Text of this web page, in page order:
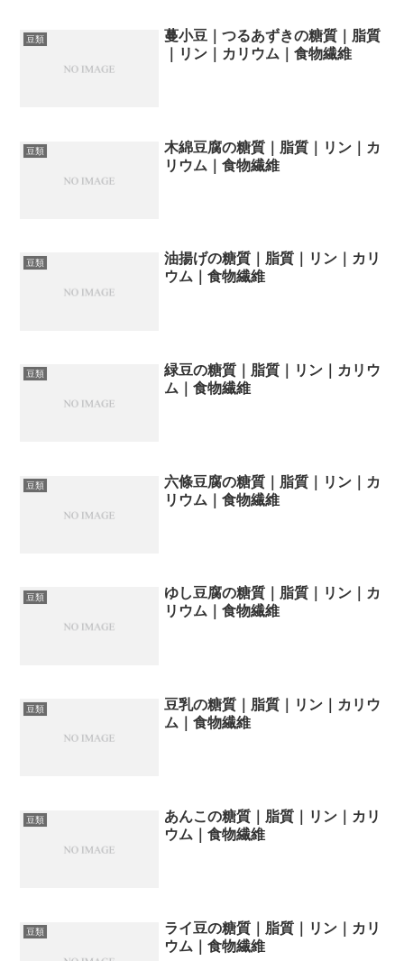
豆類
蔓小豆｜つるあずきの糖質｜脂質
｜リン｜カリウム｜食物繊維
豆類
木綿豆腐の糖質｜脂質｜リン｜カ
リウム｜食物繊維
豆類
油揚げの糖質｜脂質｜リン｜カリ
ウム｜食物繊維
豆類
緑豆の糖質｜脂質｜リン｜カリウ
ム｜食物繊維
豆類
六條豆腐の糖質｜脂質｜リン｜カ
リウム｜食物繊維
豆類
ゆし豆腐の糖質｜脂質｜リン｜カ
リウム｜食物繊維
豆類
豆乳の糖質｜脂質｜リン｜カリウ
ム｜食物繊維
豆類
あんこの糖質｜脂質｜リン｜カリ
ウム｜食物繊維
豆類
ライ豆の糖質｜脂質｜リン｜カリ
ウム｜食物繊維